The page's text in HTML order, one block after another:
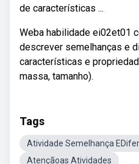
de características ...
Weba habilidade ei02et01
descrever semelhanças e
características e
massa, tamanho).
Tags
Atividade Semelhança
Atençãoas Atividades